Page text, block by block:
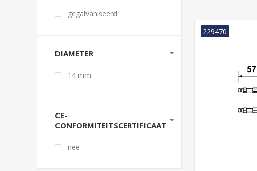
229470
gegalvaniseerd
DIAMETER
14 mm
CE-
CONFORMITEITSCERTIFICAAT
nee